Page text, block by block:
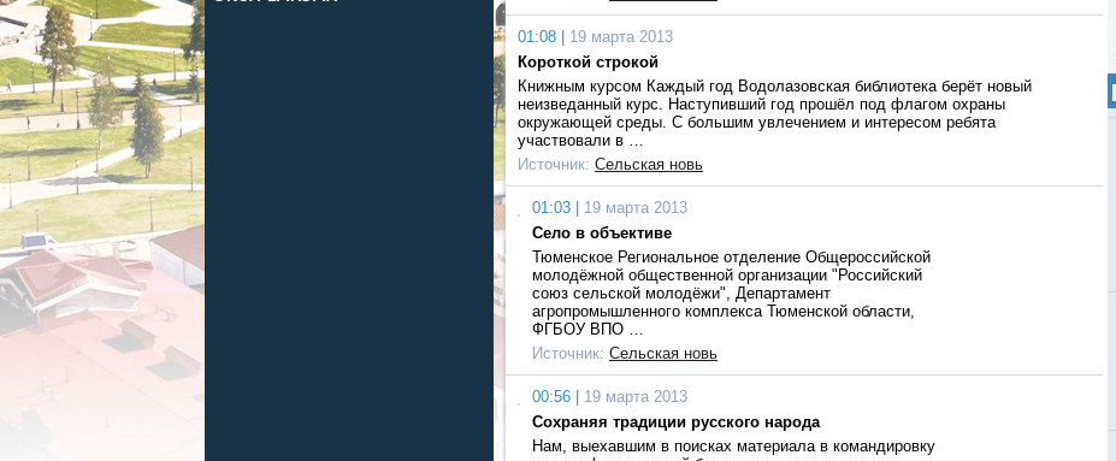
01:08 |
19 марта 2013
Короткой строкой
Книжным курсом Каждый год Водолазовская библиотека берёт новый
неизведанный курс. Наступивший год прошёл под флагом охраны
окружающей среды. С большим увлечением и интересом ребята
участвовали в …
Источник: Сельская новь
01:03 |
19 марта 2013
Село в объективе
Тюменское Региональное отделение Общероссийской
молодёжной общественной организации "Российский
союз сельской молодёжи", Департамент
агропромышленного комплекса Тюменской области,
ФГБОУ ВПО …
Источник: Сельская новь
00:56 |
19 марта 2013
Сохраняя традиции русского народа
Нам, выехавшим в поисках материала в командировку